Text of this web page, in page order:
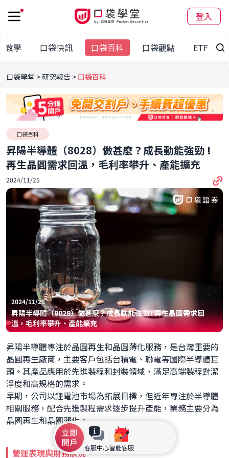
登入
客服中心智能客服
教學 口袋快訊 口袋百科 口袋觀點 ETF
口袋學堂 研究報告 口袋百科
口袋百科
昇陽半導體（8028）做甚麼？成長動能強勁 !
再生晶圓需求回溫，毛利率攀升、產能擴充
2024/11/25
2024/11/25
昇陽半導體（8028）做甚麼？成長動能強勁 ! 再生晶圓需求回
溫，毛利率攀升、產能擴充
昇陽半導體專注於晶圓再生和晶圓薄化服務，是台灣重要的
晶圓再生廠商，主要客戶包括台積電、聯電等國際半導體巨
頭。其產品應用於先進製程和封裝領域，滿足高端製程對潔
淨度和高規格的需求。
早期，公司以鋰電池市場為拓展目標，但近年專注於半導體
相關服務，配合先進製程需求逐步提升產能，業務主要分為
晶圓再生和晶圓薄化。
營運表現與財務狀況